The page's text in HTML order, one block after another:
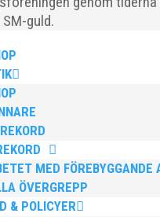
guld.
MED FÖREBYGGANDE
ÖVERGREPP
& POLICYER
och för oss MAI:re betyder
på var man befinner sig i
Här kommer en liten
i vår anrika
i våra olika